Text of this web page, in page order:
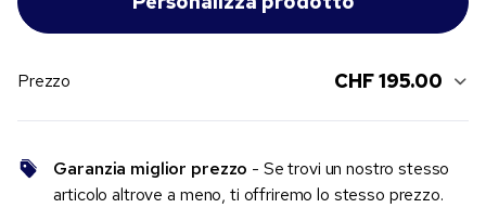
Prezzo CHF 195.00
Garanzia miglior prezzo - Se trovi un nostro stesso
articolo altrove a meno, ti offriremo lo stesso prezzo.